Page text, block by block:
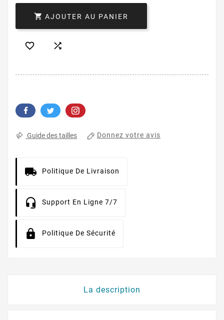
 AJOUTER AU PANIER
 
Guide des tailles Donnez votre avis
Politique De Livraison
Support En Ligne 7/7
Politique De Sécurité
La description